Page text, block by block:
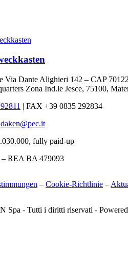
Via Dante Alighieri 142 – CAP
Zona Ind.le Jesce, 75100,
| FAX +39 0835 292834
daken@pec.it
fully paid-up
REA BA 479093
– Cookie-Richtlinie –
Spa - Tutti i diritti riservati -